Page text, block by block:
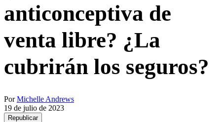
anticonceptiva de
venta libre? ¿La
cubrirán los seguros?
PorMichelle Andrews
19 de julio de 2023
Republicar